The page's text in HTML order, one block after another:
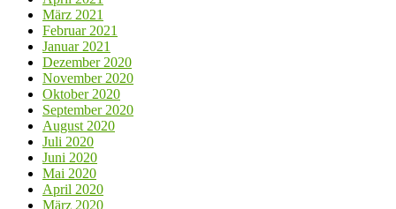
März 2021
Februar 2021
Januar 2021
Dezember 2020
November 2020
Oktober 2020
September 2020
August 2020
Juli 2020
Juni 2020
Mai 2020
April 2020
März 2020